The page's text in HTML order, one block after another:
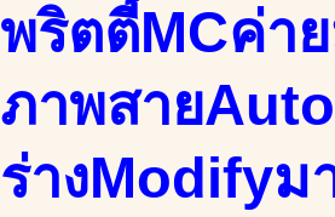
พริตตี้MCค่า
ภาพสาย
ร่างModifyม